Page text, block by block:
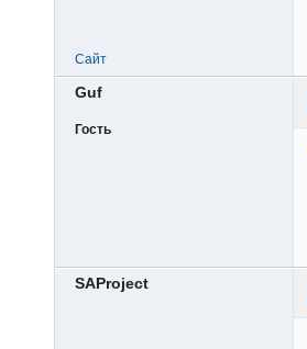
Сайт
Guf
Гость
SAProject